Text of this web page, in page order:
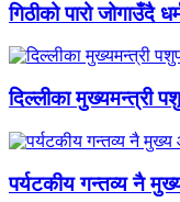
गिठीको पारो जोगाउँदै
दिल्लीका मुख्यमन्त्री
पर्यटकीय गन्तव्य नै